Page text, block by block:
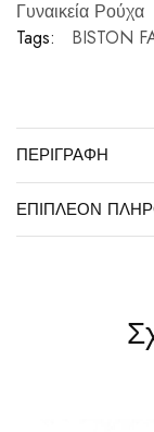
Γυναικεία Ρούχα
Tags:
BISTON
ΠΕΡΙΓΡΑΦΉ
ΕΠΙΠΛΈΟΝ